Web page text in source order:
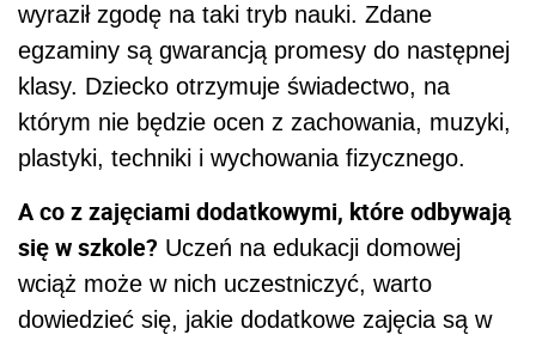
wyraził zgodę na taki tryb nauki. Zdane
egzaminy są gwarancją promesy do następnej
klasy. Dziecko otrzymuje świadectwo, na
którym nie będzie ocen z zachowania, muzyki,
plastyki, techniki i wychowania fizycznego.
A co z zajęciami dodatkowymi, które odbywają
się w szkole? Uczeń na edukacji domowej
wciąż może w nich uczestniczyć, warto
dowiedzieć się, jakie dodatkowe zajęcia są w